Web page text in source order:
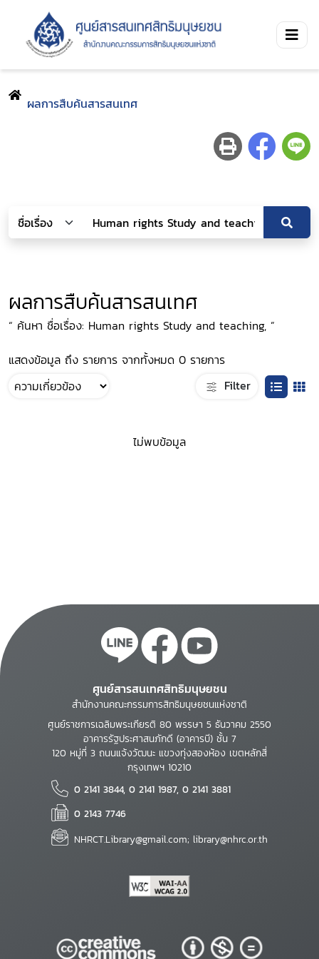
ผลการสืบค้นสารสนเทศ
ผลการสืบค้นสารสนเทศ
“ ค้นหา ชื่อเรื่อง: Human rights Study and teaching, ”
แสดงข้อมูล ถึง รายการ จากทั้งหมด 0 รายการ
Filter
ไม่พบข้อมูล
ศูนย์สารสนเทศสิทธิมนุษยชน
สำนักงานคณะกรรมการสิทธิมนุษยชนแห่งชาติ
ศูนย์ราชการเฉลิมพระเกียรติ 80 พรรษา 5 ธันวาคม 2550
อาคารรัฐประศาสนภักดี (อาคารบี) ชั้น 7
120 หมู่ที่ 3 ถนนแจ้งวัฒนะ แขวงทุ่งสองห้อง เขตหลักสี่
กรุงเทพฯ 10210
0 2141 3844, 0 2141 1987, 0 2141 3881
0 2143 7746
NHRCT.Library@gmail.com; library@nhrc.or.th